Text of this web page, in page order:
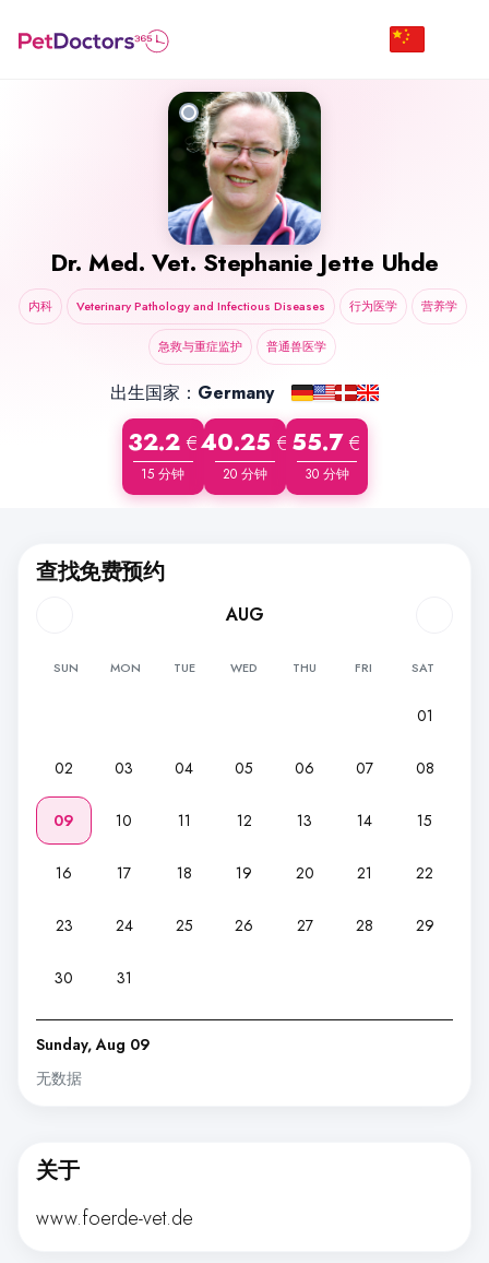
Dr. Med. Vet. Stephanie Jette Uhde
内科 Veterinary Pathology and Infectious Diseases 行为医学 营养学
急救与重症监护 普通兽医学
出生国家： Germany
32.2 €
15 分钟
40.25 €
20 分钟
55.7 €
30 分钟
查找免费预约
AUG
SUN MON TUE WED THU FRI SAT
01
02 03 04 05 06 07 08
09 10 11 12 13 14 15
16 17 18 19 20 21 22
23 24 25 26 27 28 29
30 31
Sunday, Aug 09
无数据
关于
www.foerde-vet.de